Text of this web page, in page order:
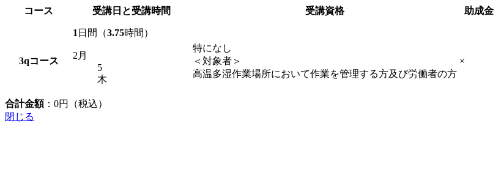
コース
受講日と受講時間 受講資格 助成金
3qコース
1 日間（3.75時間）
2月
5
木
特になし
＜対象者＞
高温多湿作業場所において作業を管理する方及び労働者の方
×
合計金額： 0円（税込）
閉じる